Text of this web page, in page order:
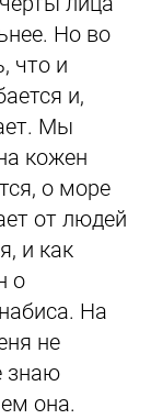
Но во
что и
и,
Мы
кожен
о море
от людей
и как
о
На
не
знаю
она.